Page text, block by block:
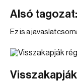
Alsó
Ez is a